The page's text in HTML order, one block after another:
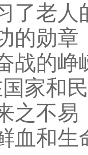
了老
的勋
战的
家和
之不
血和